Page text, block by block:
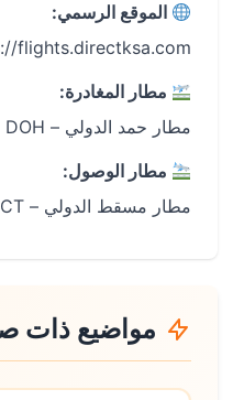
الموقع الرسمي:
https://flights.directksa.com/
مطار المغادرة:
مطار حمد الدولي – DOH
مطار الوصول:
مطار مسقط الدولي – MCT
مواضيع ذات صلة